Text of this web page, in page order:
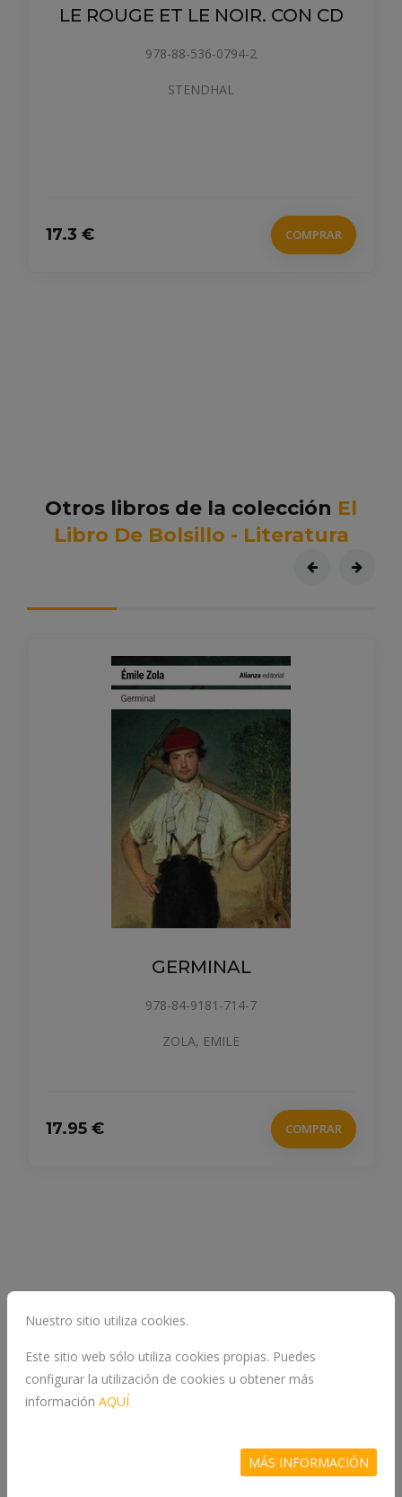
LE ROUGE ET LE NOIR. CON CD
978-88-536-0794-2
STENDHAL
17.3 € COMPRAR
Otros libros de la colección El
Libro De Bolsillo - Literatura
GERMINAL
978-84-9181-714-7
ZOLA, EMILE
17.95 € COMPRAR
Otros libros la materia
Nuestro sitio utiliza cookies.
Este sitio web sólo utiliza cookies propias. Puedes
configurar la utilización de cookies u obtener más
información AQUÍ
MÁS INFORMACIÓN